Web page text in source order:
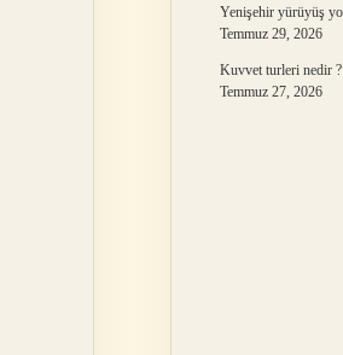
Yenişehir yürüyüş
Temmuz 29, 2026
Kuvvet turleri nedir ?
Temmuz 27, 2026